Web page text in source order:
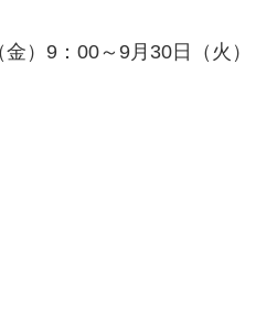
）9：00～9月30日（火）